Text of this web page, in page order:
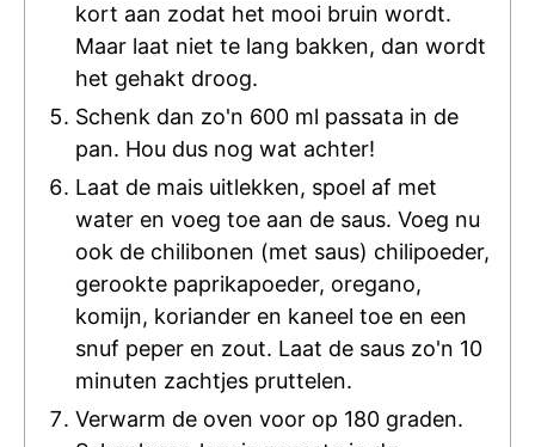
kort aan zodat het mooi bruin wordt.
Maar laat niet te lang bakken, dan wordt
het gehakt droog.
Schenk dan zo'n 600 ml passata in de
pan. Hou dus nog wat achter!
Laat de mais uitlekken, spoel af met
water en voeg toe aan de saus. Voeg nu
ook de chilibonen (met saus) chilipoeder,
gerookte paprikapoeder, oregano,
komijn, koriander en kaneel toe en een
snuf peper en zout. Laat de saus zo'n 10
minuten zachtjes pruttelen.
Verwarm de oven voor op 180 graden.